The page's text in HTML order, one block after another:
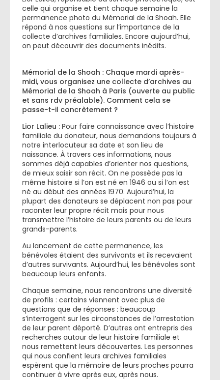
celle qui organise et tient chaque semaine la
permanence photo du Mémorial de la Shoah. Elle
répond à nos questions sur l’importance de la
collecte d’archives familiales. Encore aujourd’hui,
on peut découvrir des documents inédits.
Mémorial de la Shoah : Chaque mardi après-
midi, vous organisez une collecte d’archives au
Mémorial de la Shoah à Paris (ouverte au public
et sans rdv préalable). Comment cela se
passe-t-il concrètement ?
Lior Lalieu : Pour faire connaissance avec l’histoire
familiale du donateur, nous demandons toujours à
notre interlocuteur sa date et son lieu de
naissance. À travers ces informations, nous
sommes déjà capables d’orienter nos questions,
de mieux saisir son récit. On ne possède pas la
même histoire si l’on est né en 1946 ou si l’on est
né au début des années 1970. Aujourd’hui, la
plupart des donateurs se déplacent non pas pour
raconter leur propre récit mais pour nous
transmettre l’histoire de leurs parents ou de leurs
grands-parents.
Au lancement de cette permanence, les
bénévoles étaient des survivants et ils recevaient
d’autres survivants. Aujourd’hui, les bénévoles sont
beaucoup leurs enfants.
Chaque semaine, nous rencontrons une diversité
de profils : certains viennent avec plus de
questions que de réponses : beaucoup
s’interrogent sur les circonstances de l’arrestation
de leur parent déporté. D’autres ont entrepris des
recherches autour de leur histoire familiale et
nous remettent leurs découvertes. Les personnes
qui nous confient leurs archives familiales
espèrent que la mémoire de leurs proches pourra
continuer à vivre après eux, après nous.